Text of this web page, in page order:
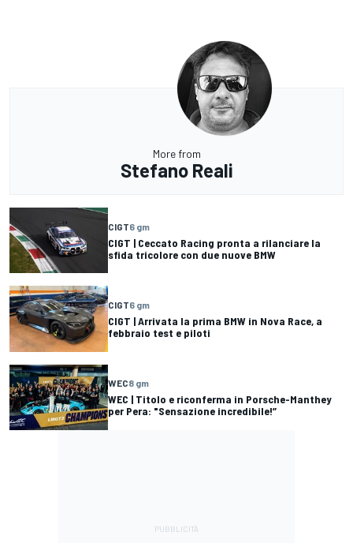
More from
Stefano Reali
CIGT6 gm
CIGT | Ceccato Racing pronta a rilanciare la
sfida tricolore con due nuove BMW
CIGT6 gm
CIGT | Arrivata la prima BMW in Nova Race, a
febbraio test e piloti
WEC8 gm
WEC | Titolo e riconferma in Porsche-Manthey
per Pera: "Sensazione incredibile!”